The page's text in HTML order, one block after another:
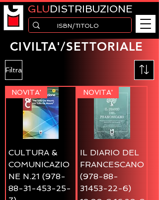
GLUDISTRIBUZIONE
CIVILTA'/SETTORIALE
Filtra
NOVITA'
CULTURA &
COMUNICAZIO
NE N.21 (978-
88-31-453-25-
NOVITA'
IL DIARIO DEL
FRANCESCANO
(978-88-
31453-22-6)